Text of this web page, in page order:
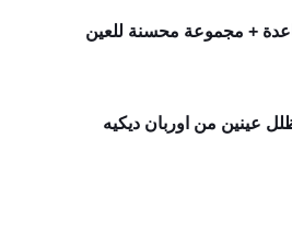
+ مجموعة محسنة للعين
عينين من اوربان ديكيه